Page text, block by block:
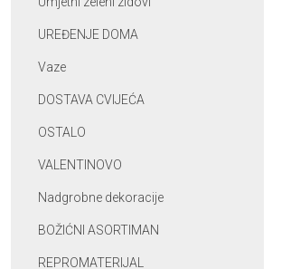
UREĐENJE DOMA
Vaze
DOSTAVA CVIJEĆA
OSTALO
VALENTINOVO
Nadgrobne dekoracije
BOŽIĆNI ASORTIMAN
REPROMATERIJAL